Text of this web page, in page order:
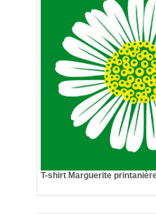
T-shirt Marguerite